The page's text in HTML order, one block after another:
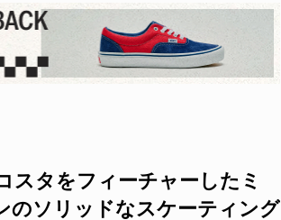
スタをフィーチャーしたミ
のソリッドなスケーティング